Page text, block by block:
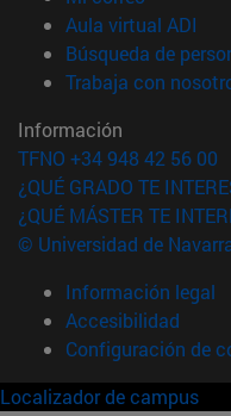
Aula virtual ADI
Búsqueda de
Trabaja con
Información
TFNO +34 948 42 56 00
¿QUÉ GRADO TE
¿QUÉ MÁSTER TE
© Universidad de
Información legal
Accesibilidad
Configuración de
Localizador de campus